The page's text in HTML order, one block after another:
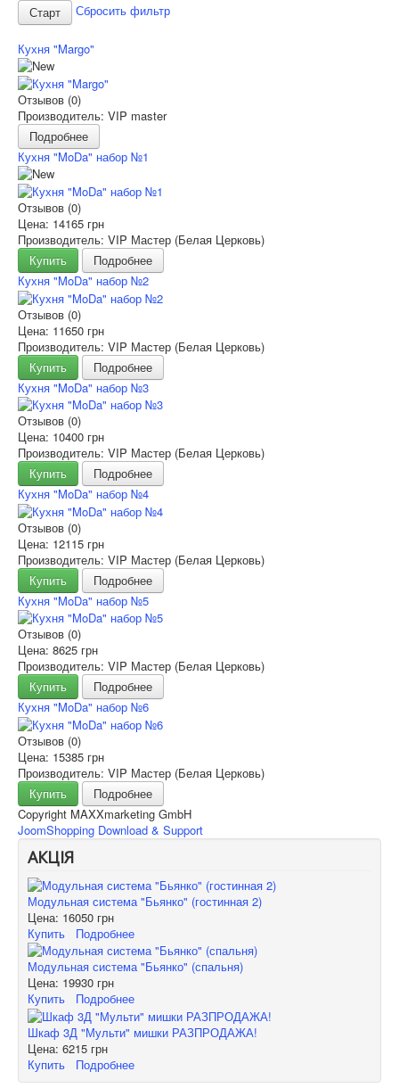
Сбросить фильтр
Кухня "Margo"
Отзывов (0)
Производитель: VIP master
Подробнее
Кухня "MoDa" набор №1
Отзывов (0)
Цена: 14165 грн
Производитель: VIP Мастер (Белая Церковь)
Купить
Подробнее
Кухня "MoDa" набор №2
Отзывов (0)
Цена: 11650 грн
Производитель: VIP Мастер (Белая Церковь)
Купить
Подробнее
Кухня "MoDa" набор №3
Отзывов (0)
Цена: 10400 грн
Производитель: VIP Мастер (Белая Церковь)
Купить
Подробнее
Кухня "MoDa" набор №4
Отзывов (0)
Цена: 12115 грн
Производитель: VIP Мастер (Белая Церковь)
Купить
Подробнее
Кухня "MoDa" набор №5
Отзывов (0)
Цена: 8625 грн
Производитель: VIP Мастер (Белая Церковь)
Купить
Подробнее
Кухня "MoDa" набор №6
Отзывов (0)
Цена: 15385 грн
Производитель: VIP Мастер (Белая Церковь)
Купить
Подробнее
Copyright MAXXmarketing GmbH
JoomShopping Download & Support
АКЦІЯ
Модульная система "Бьянко" (гостинная 2)
Цена: 16050 грн
Купить
Подробнее
Модульная система "Бьянко" (спальня)
Цена: 19930 грн
Купить
Подробнее
Шкаф 3Д "Мульти" мишки РАЗПРОДАЖА!
Цена: 6215 грн
Купить
Подробнее